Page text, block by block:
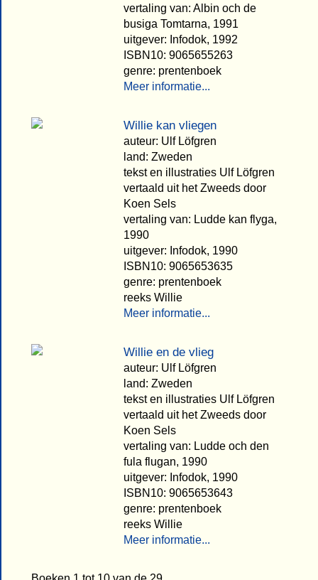
vertaling van: Albin och de
busiga Tomtarna, 1991
uitgever: Infodok, 1992
ISBN10: 9065655263
genre: prentenboek
Meer informatie...
Willie kan vliegen
auteur: Ulf Löfgren
land: Zweden
tekst en illustraties Ulf Löfgren
vertaald uit het Zweeds door
Koen Sels
vertaling van: Ludde kan flyga,
1990
uitgever: Infodok, 1990
ISBN10: 9065653635
genre: prentenboek
reeks Willie
Meer informatie...
Willie en de vlieg
auteur: Ulf Löfgren
land: Zweden
tekst en illustraties Ulf Löfgren
vertaald uit het Zweeds door
Koen Sels
vertaling van: Ludde och den
fula flugan, 1990
uitgever: Infodok, 1990
ISBN10: 9065653643
genre: prentenboek
reeks Willie
Meer informatie...